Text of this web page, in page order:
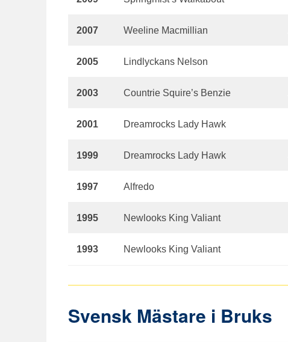
2007 Weeline Macmillian
2005 Lindlyckans Nelson
2003 Countrie Squire’s Benzie
2001 Dreamrocks Lady Hawk
1999 Dreamrocks Lady Hawk
1997 Alfredo
1995 Newlooks King Valiant
1993 Newlooks King Valiant
Svensk Mästare i Bruks